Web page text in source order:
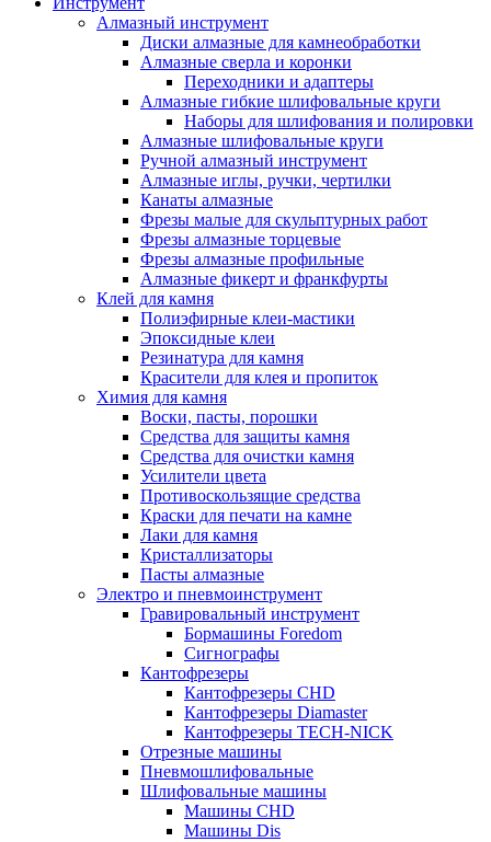
Алмазный инструмент
Диски алмазные для камнеобработки
Алмазные сверла и коронки
Переходники и адаптеры
Алмазные гибкие шлифовальные круги
Наборы для шлифования и полировки
Алмазные шлифовальные круги
Ручной алмазный инструмент
Алмазные иглы, ручки, чертилки
Канаты алмазные
Фрезы малые для скульптурных работ
Фрезы алмазные торцевые
Фрезы алмазные профильные
Алмазные фикерт и франкфурты
Клей для камня
Полиэфирные клеи-мастики
Эпоксидные клеи
Резинатура для камня
Красители для клея и пропиток
Химия для камня
Воски, пасты, порошки
Средства для защиты камня
Средства для очистки камня
Усилители цвета
Противоскользящие средства
Краски для печати на камне
Лаки для камня
Кристаллизаторы
Пасты алмазные
Электро и пневмоинструмент
Гравировальный инструмент
Бормашины Foredom
Сигнографы
Кантофрезеры
Кантофрезеры CHD
Кантофрезеры Diamaster
Кантофрезеры TECH-NICK
Отрезные машины
Пневмошлифовальные
Шлифовальные машины
Машины CHD
Машины Dis